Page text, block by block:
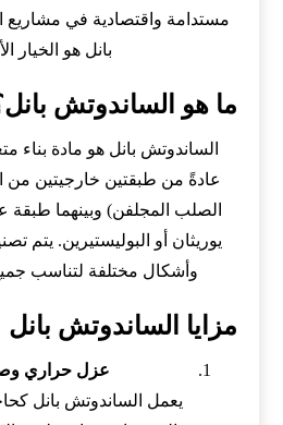
مستدامة واقتصادية في مشاريع
بانل هو الخيار
ما هو الساندوتش
الساندوتش بانل هو مادة بناء
عادةً من طبقتين خارجيتين من
الصلب المجلفن) وبينهما طبقة
يوريثان أو البوليستيرين. يتم
وأشكال مختلفة لتناسب
مزايا الساندوتش بانل
عزل حراري
يعمل الساندوتش بانل